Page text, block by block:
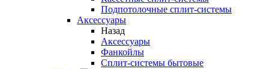
Подпотолочные сплит-системы
Аксессуары
Назад
Аксессуары
Фанкойлы
Сплит-системы бытовые